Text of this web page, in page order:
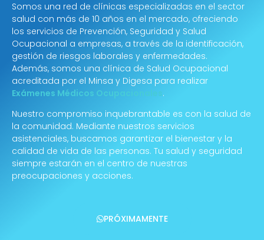
Somos una red de clínicas especializadas en el sector
salud con más de 10 años en el mercado, ofreciendo
los servicios de Prevención, Seguridad y Salud
Ocupacional a empresas, a través de la identificación,
gestión de riesgos laborales y enfermedades.
Además, somos una clínica de Salud Ocupacional
acreditada por el Minsa y Digesa para realizar
Exámenes Médicos Ocupacionales .
Nuestro compromiso inquebrantable es con la salud de
la comunidad. Mediante nuestros servicios
asistenciales, buscamos garantizar el bienestar y la
calidad de vida de las personas. Tu salud y seguridad
siempre estarán en el centro de nuestras
preocupaciones y acciones.
PRÓXIMAMENTE